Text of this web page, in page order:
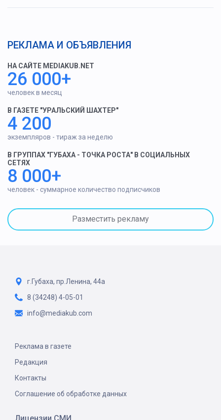
РЕКЛАМА И ОБЪЯВЛЕНИЯ
НА САЙТЕ MEDIAKUB.NET
26 000+
человек в месяц
В ГАЗЕТЕ "УРАЛЬСКИЙ ШАХТЕР"
4 200
экземпляров - тираж за неделю
В ГРУППАХ "ГУБАХА - ТОЧКА РОСТА" В СОЦИАЛЬНЫХ
СЕТЯХ
8 000+
человек - суммарное количество подписчиков
Разместить рекламу
г.Губаха, пр.Ленина, 44а
8 (34248) 4-05-01
info@mediakub.com
Реклама в газете
Редакция
Контакты
Соглашение об обработке данных
Лицензии СМИ